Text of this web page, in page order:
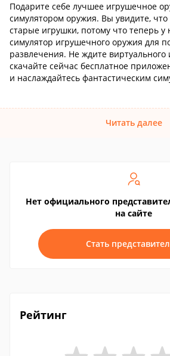
Подарите себе лучшее игрушечное
симулятором оружия. Вы увидите, что
старые игрушки, потому что теперь у
симулятор игрушечного оружия для
развлечения. Не ждите
скачайте сейчас бесплатное
и наслаждайтесь фантастическим
Читать далее
Нет официального
на сайте
Стать
Рейтинг